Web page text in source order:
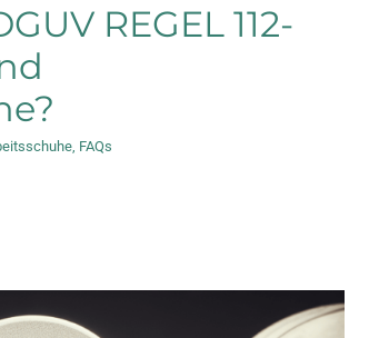
REGEL 112-
FAQs